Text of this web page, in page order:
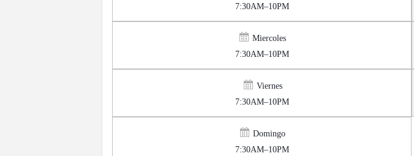
7:30AM–10PM
Miercoles
7:30AM–10PM
Viernes
7:30AM–10PM
Domingo
7:30AM–10PM